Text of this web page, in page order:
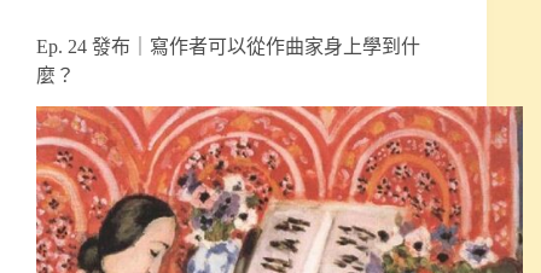
Ep. 24 發布｜寫作者可以從作曲家身上學到什
麼？